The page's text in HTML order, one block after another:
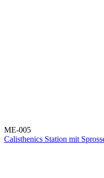
ME-005
Calisthenics Station mit